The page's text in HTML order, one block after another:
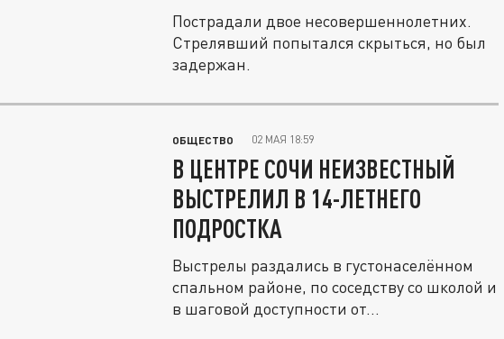
Пострадали двое несовершеннолетних.
Стрелявший попытался скрыться, но был
задержан.
ОБЩЕСТВО 02 МАЯ 18:59
В ЦЕНТРЕ СОЧИ НЕИЗВЕСТНЫЙ
ВЫСТРЕЛИЛ В 14-ЛЕТНЕГО
ПОДРОСТКА
Выстрелы раздались в густонаселённом
спальном районе, по соседству со школой и
в шаговой доступности от...